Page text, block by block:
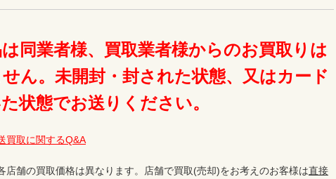
同業者様、買取業者様からのお買取りは
ん。未開封・封された状態、又はカード
状態でお送りください。
買取に関するQ&A
舗の買取価格は異なります。店舗で買取(売却)をお考えのお客様は直接